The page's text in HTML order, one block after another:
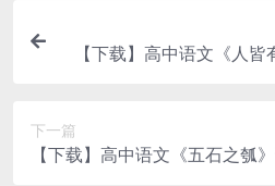
【下载】高中语文《人
下一篇
【下载】高中语文《五石之瓠